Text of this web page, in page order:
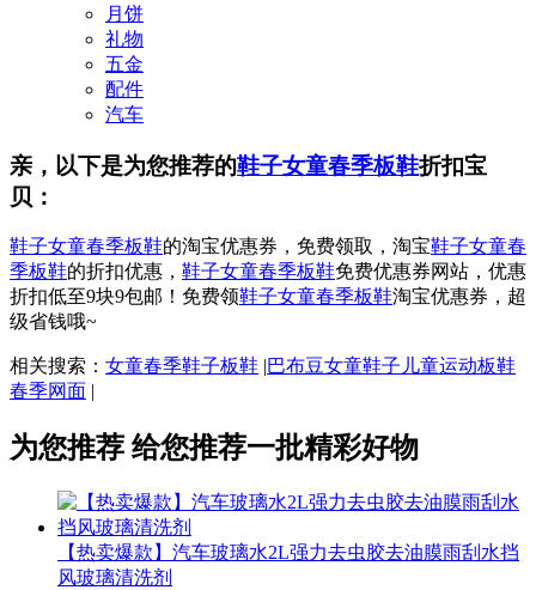
月饼
礼物
五金
配件
汽车
亲，以下是为您推荐的鞋子女童春季板鞋折扣宝
贝：
鞋子女童春季板鞋的淘宝优惠券，免费领取，淘宝鞋子女童春
季板鞋的折扣优惠， 鞋子女童春季板鞋免费优惠券网站，优惠
折扣低至9块9包邮！免费领鞋子女童春季板鞋淘宝优惠券，超
级省钱哦~
相关搜索： 女童春季鞋子板鞋 |巴布豆女童鞋子儿童运动板鞋
春季网面 |
为您推荐 给您推荐一批精彩好物
【热卖爆款】汽车玻璃水2L强力去虫胶去油膜雨刮水挡
风玻璃清洗剂